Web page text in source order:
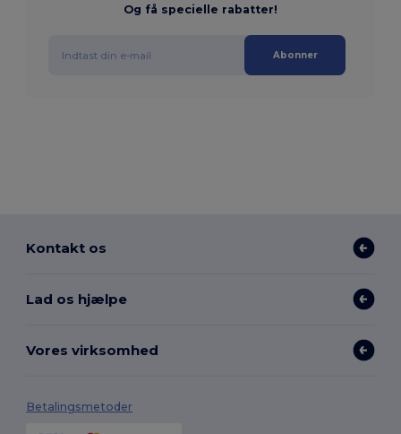
Og få specielle rabatter!
Abonner
Kontakt os
Lad os hjælpe
Vores virksomhed
Betalingsmetoder